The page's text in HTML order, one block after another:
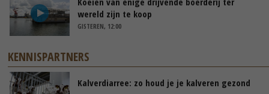
wereld zijn te koop
GISTEREN, 12:00
KENNISPARTNERS
Kalverdiarree: zo houd je je kalveren gezond